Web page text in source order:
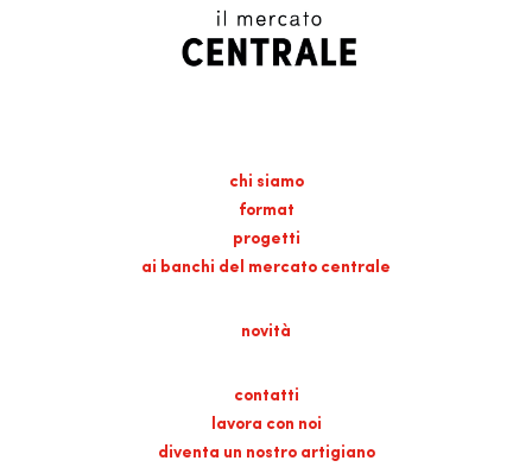
chi siamo
format
progetti
ai banchi del mercato centrale
novità
contatti
lavora con noi
diventa un nostro artigiano